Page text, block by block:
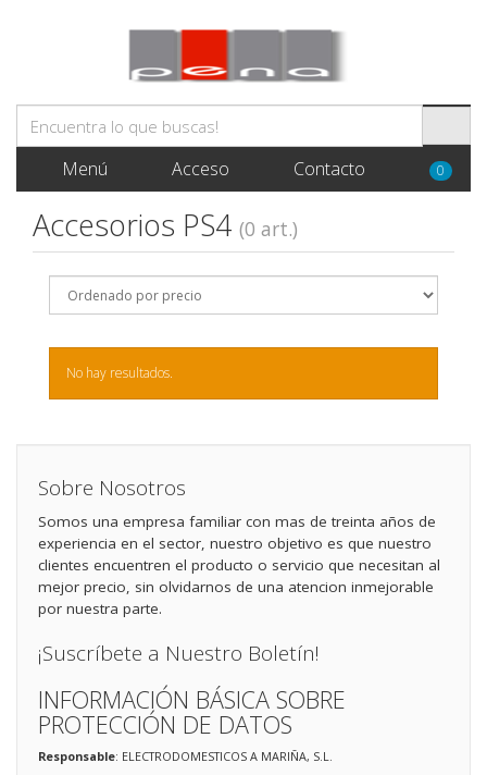
Menú Acceso Contacto 0
Accesorios PS4 (0 art.)
No hay resultados.
Sobre Nosotros
Somos una empresa familiar con mas de treinta años de
experiencia en el sector, nuestro objetivo es que nuestro
clientes encuentren el producto o servicio que necesitan al
mejor precio, sin olvidarnos de una atencion inmejorable
por nuestra parte.
¡Suscríbete a Nuestro Boletín!
INFORMACIÓN BÁSICA SOBRE
PROTECCIÓN DE DATOS
Responsable: ELECTRODOMESTICOS A MARIÑA, S.L.